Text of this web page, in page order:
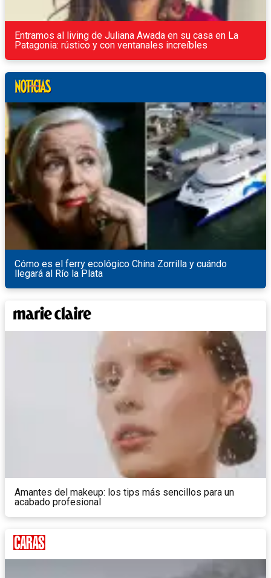
Entramos al living de Juliana Awada en su casa en La
Patagonia: rústico y con ventanales increíbles
Cómo es el ferry ecológico China Zorrilla y cuándo
llegará al Río la Plata
Amantes del makeup: los tips más sencillos para un
acabado profesional